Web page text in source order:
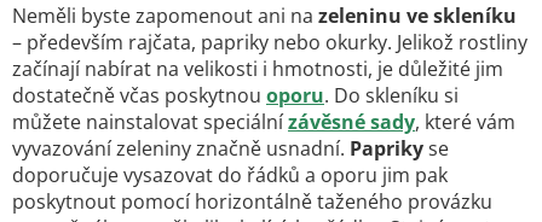
Neměli byste zapomenout ani na zeleninu ve skleníku
– především rajčata, papriky nebo okurky. Jelikož rostliny
začínají nabírat na velikosti i hmotnosti, je důležité jim
dostatečně včas poskytnou oporu. Do skleníku si
můžete nainstalovat speciálnízávěsné sady, které vám
vyvazování zeleniny značně usnadní. Paprikyse
doporučuje vysazovat do řádků a oporu jim pak
poskytnout pomocí horizontálně taženého provázku